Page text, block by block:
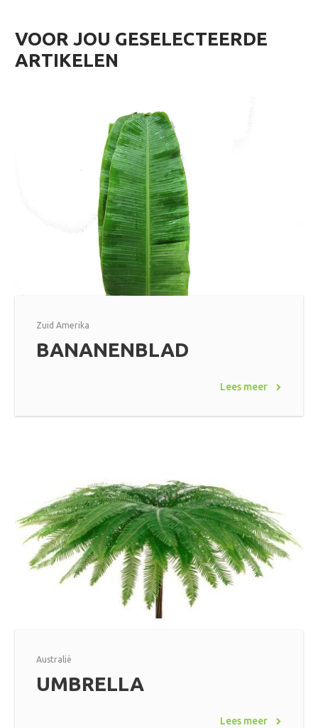
VOOR JOU GESELECTEERDE
ARTIKELEN
Zuid Amerika
BANANENBLAD
Lees meer
Australië
UMBRELLA
Lees meer